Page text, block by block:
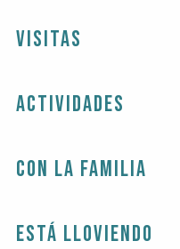
Visitas
Actividades
Con la familia
Está lloviendo
nosotros